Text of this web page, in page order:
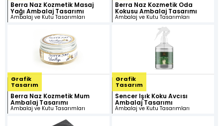
Logo ve
Kurumsal
Özel Web Ekonomik
Web Sitesi
Katalog
Tasarımı
3D Ürün
Görselleştirme
ve
Animasyon
Ambalaj ve
Tasarımları
Tasarımı
Medya
Berra Naz Kozmetik Masaj
Yağı Ambalaj Tasarımı
Ambalaj ve Kutu Tasarımları
Berra Naz Kozmetik Oda
Kokusu Ambalaj Tasarımı
Ambalaj ve Kutu Tasarımları
Berra Naz Kozmetik Mum
Ambalaj Tasarımı
Ambalaj ve Kutu Tasarımları
Grafik
Tasarım
Sencer Işık Koku Avcısı
Ambalaj Tasarımı
Ambalaj ve Kutu Tasarımları
Grafik
Tasarım